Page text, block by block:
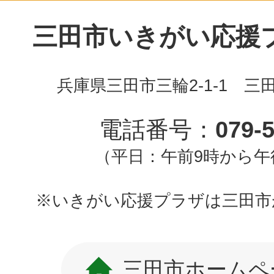
三田市いきがい応援
兵庫県三田市三輪2-1-1 三
電話番号： 079-
（平日：午前9時から
※いきがい応援プラザは三田
三田市ホーム